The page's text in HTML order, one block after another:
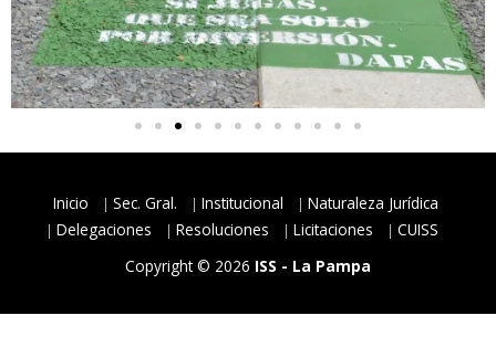
Inicio Sec. Gral. Institucional
Naturaleza Jurídica
Delegaciones
Resoluciones Licitaciones
CUISS
Copyright © 2026 ISS - La Pampa